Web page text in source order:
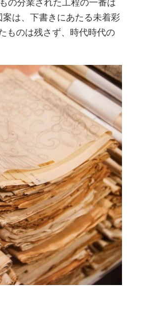
の分業された工程の一番は
は、下書きにあたる未着彩
ものは残さず、時代時代の